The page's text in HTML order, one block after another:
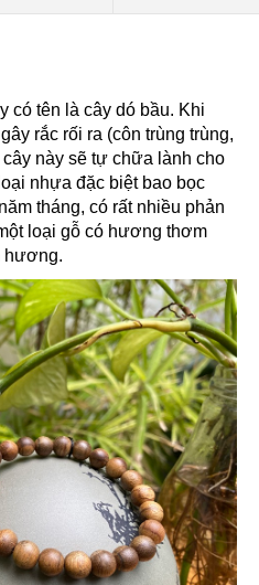
có tên là cây dó bầu. Khi
rắc rối ra (côn trùng trùng,
này sẽ tự chữa lành cho
nhựa đặc biệt bao bọc
tháng, có rất nhiều phản
loại gỗ có hương thơm
hương.